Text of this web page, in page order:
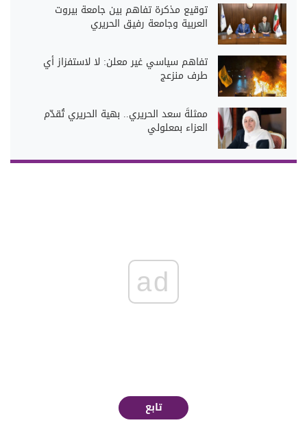
توقيع مذكرة تفاهم بين جامعة بيروت
العربية وجامعة رفيق الحريري
تفاهم سياسي غير معلن: لا لاستفزاز أي
طرف منزعج
ممثلةً سعد الحريري.. بهية الحريري تُقدّم
العزاء بمعلولي
ad
تابع